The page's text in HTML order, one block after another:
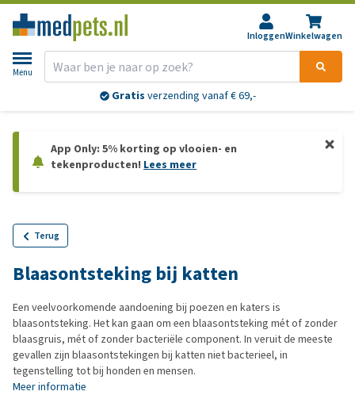
InloggenWinkelwagen
Menu
Gratis verzending vanaf € 69,-
App Only: 5% korting op vlooien- en
tekenproducten! Lees meer
Terug
Blaasontsteking bij katten
Een veelvoorkomende aandoening bij poezen en katers is
blaasontsteking. Het kan gaan om een blaasontsteking mét of zonder
blaasgruis, mét of zonder bacteriële component. In veruit de meeste
gevallen zijn blaasontstekingen bij katten niet bacterieel, in
tegenstelling tot bij honden en mensen.
Meer informatie